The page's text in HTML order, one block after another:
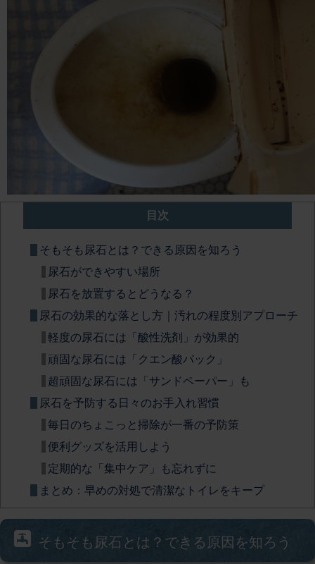
目次
そもそも尿石とは？できる原因を知ろう
尿石ができやすい場所
尿石を放置するとどうなる？
尿石の効果的な落とし方｜汚れの程度別アプローチ
軽度の尿石には「酸性洗剤」が効果的
頑固な尿石には「クエン酸パック」
超頑固な尿石には「サンドペーパー」も
尿石を予防する日々のお手入れ習慣
毎日のちょこっと掃除が一番の予防策
便利グッズを活用しよう
定期的な「集中ケア」も忘れずに
まとめ：早めの対処で清潔なトイレをキープ
そもそも尿石とは？できる原因を知ろう